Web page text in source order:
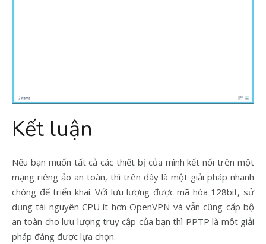
Kết luận
Nếu bạn muốn tất cả các thiết bị của mình kết nối trên một
mạng riêng ảo an toàn, thì trên đây là một giải pháp nhanh
chóng để triển khai. Với lưu lượng được mã hóa 128bit, sử
dụng tài nguyên CPU ít hơn OpenVPN và vẫn cũng cấp bộ
an toàn cho lưu lượng truy cập của bạn thì PPTP là một giải
pháp đáng được lựa chọn.